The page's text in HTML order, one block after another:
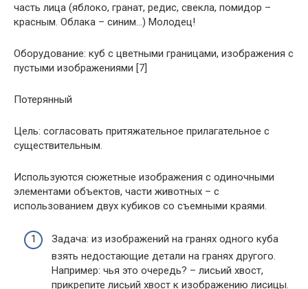
часть лица (яблоко, гранат, редис, свекла, помидор –
красным. Облака – синим…) Молодец!
Оборудование: куб с цветными границами, изображения с
пустыми изображениями [7]
Потерянный
Цель: согласовать притяжательное прилагательное с
существительным.
Используются сюжетные изображения с одиночными
элементами объектов, части животных – с
использованием двух кубиков со съемными краями.
Задача: из изображений на гранях одного куба
взять недостающие детали на гранях другого.
Например: чья это очередь? – лисьий хвост,
прикрепите лисьий хвост к изображению лисицы.